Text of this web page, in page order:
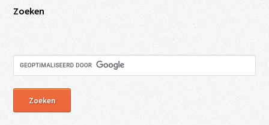
Zoeken